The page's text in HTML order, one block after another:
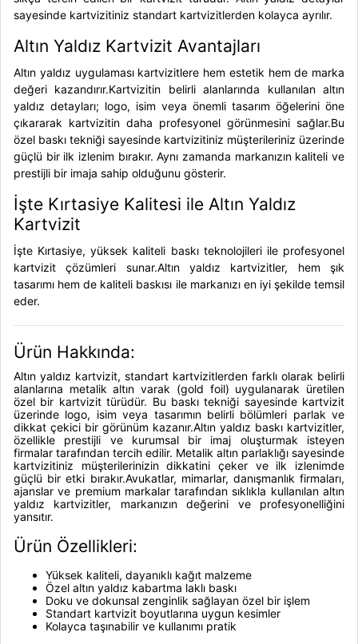
sayesinde kartvizitiniz standart kartvizitlerden kolayca ayrılır.
Altın Yaldız Kartvizit Avantajları
Altın yaldız uygulaması kartvizitlere hem estetik hem de marka
değeri kazandırır.Kartvizitin belirli alanlarında kullanılan altın
yaldız detayları; logo, isim veya önemli tasarım öğelerini öne
çıkararak kartvizitin daha profesyonel görünmesini sağlar.Bu
özel baskı tekniği sayesinde kartvizitiniz müşterileriniz üzerinde
güçlü bir ilk izlenim bırakır. Aynı zamanda markanızın kaliteli ve
prestijli bir imaja sahip olduğunu gösterir.
İşte Kırtasiye Kalitesi ile Altın Yaldız
Kartvizit
İşte Kırtasiye, yüksek kaliteli baskı teknolojileri ile profesyonel
kartvizit çözümleri sunar.Altın yaldız kartvizitler, hem şık
tasarımı hem de kaliteli baskısı ile markanızı en iyi şekilde temsil
eder.
Ürün Hakkında:
Altın yaldız kartvizit, standart kartvizitlerden farklı olarak belirli
alanlarına metalik altın varak (gold foil) uygulanarak üretilen
özel bir kartvizit türüdür. Bu baskı tekniği sayesinde kartvizit
üzerinde logo, isim veya tasarımın belirli bölümleri parlak ve
dikkat çekici bir görünüm kazanır.Altın yaldız baskı kartvizitler,
özellikle prestijli ve kurumsal bir imaj oluşturmak isteyen
firmalar tarafından tercih edilir. Metalik altın parlaklığı sayesinde
kartvizitiniz müşterilerinizin dikkatini çeker ve ilk izlenimde
güçlü bir etki bırakır.Avukatlar, mimarlar, danışmanlık firmaları,
ajanslar ve premium markalar tarafından sıklıkla kullanılan altın
yaldız kartvizitler, markanızın değerini ve profesyonelliğini
yansıtır.
Ürün Özellikleri:
Yüksek kaliteli, dayanıklı kağıt malzeme
Özel altın yaldız kabartma laklı baskı
Doku ve dokunsal zenginlik sağlayan özel bir işlem
Standart kartvizit boyutlarına uygun kesimler
Kolayca taşınabilir ve kullanımı pratik